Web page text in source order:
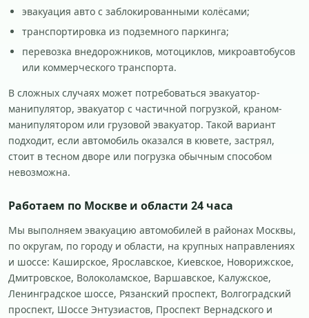
эвакуация авто с заблокированными колёсами;
транспортировка из подземного паркинга;
перевозка внедорожников, мотоциклов, микроавтобусов
или коммерческого транспорта.
В сложных случаях может потребоваться эвакуатор-
манипулятор, эвакуатор с частичной погрузкой, краном-
манипулятором или грузовой эвакуатор. Такой вариант
подходит, если автомобиль оказался в кювете, застрял,
стоит в тесном дворе или погрузка обычным способом
невозможна.
Работаем по Москве и области 24 часа
Мы выполняем эвакуацию автомобилей в районах Москвы,
по округам, по городу и области, на крупных направлениях
и шоссе: Каширское, Ярославское, Киевское, Новорижское,
Дмитровское, Волоколамское, Варшавское, Калужское,
Ленинградское шоссе, Рязанский проспект, Волгоградский
проспект, Шоссе Энтузиастов, Проспект Вернадского и